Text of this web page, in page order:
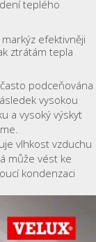
teplého
efektivněji
ztrátám tepla
podceňována
vysokou
a vysoký výskyt
vlhkost vzduchu
může vést ke
kondenzaci